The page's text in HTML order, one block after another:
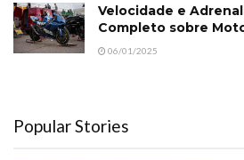
Velocidade e
Completo sobre
06/01/2025
Popular Stories